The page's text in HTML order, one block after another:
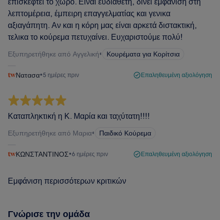
λεπτομέρεια, έμπειρη επαγγελματίας και γενικα
αξιαγάπητη. Αν και η κόρη μας είναι αρκετά διστακτική,
τελικα το κούρεμα πετυχαίνει. Ευχαριστούμε πολύ!
Εξυπηρετήθηκε από Αγγελική• Κουρέματα για Κορίτσια
Νατασα•5 ημέρες πριν Επαληθευμένη αξιολόγηση
Καταπληκτική η Κ. Μαρία και ταχύτατη!!!!
Εξυπηρετήθηκε από Μαρια• Παιδικό Κούρεμα
ΚΩΝΣΤΑΝΤΙΝΟΣ•6 ημέρες πριν Επαληθευμένη αξιολόγηση
Εμφάνιση περισσότερων κριτικών
Γνώρισε την ομάδα